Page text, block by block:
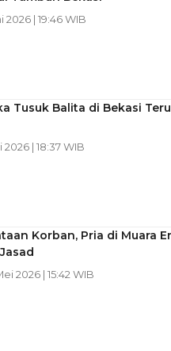
2026 | 19:46 WIB
Tusuk Balita di Bekasi
| 18:37 WIB
Korban, Pria di Muara
2026 | 15:42 WIB